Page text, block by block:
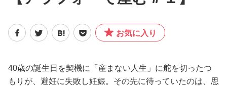
ファッション
お気に入り
40歳の誕生日を契機に「産まない人生」に舵を切ったつ
もりが、避妊に失敗し妊娠。その先に待っていたのは、思